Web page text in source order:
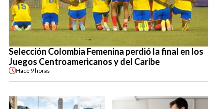
Selección Colombia Femenina perdió la final en los
Juegos Centroamericanos y del Caribe
Hace 9 horas